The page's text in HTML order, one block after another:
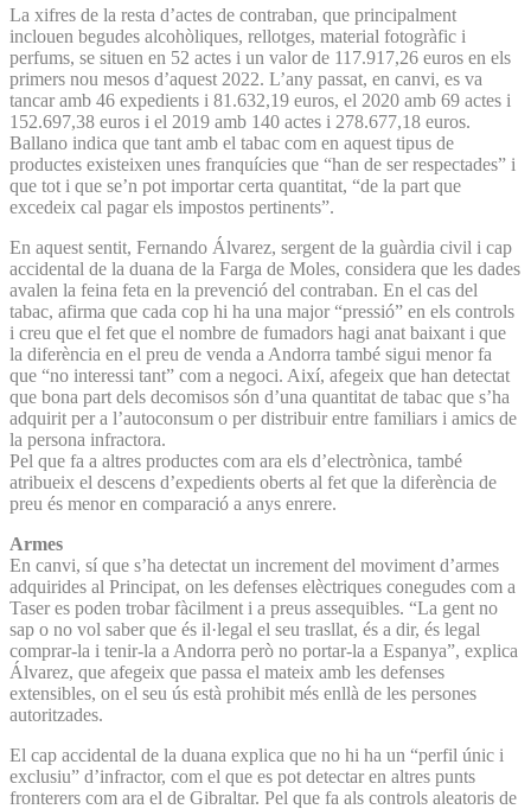
La xifres de la resta d’actes de contraban, que principalment
inclouen begudes alcohòliques, rellotges, material fotogràfic i
perfums, se situen en 52 actes i un valor de 117.917,26 euros en els
primers nou mesos d’aquest 2022. L’any passat, en canvi, es va
tancar amb 46 expedients i 81.632,19 euros, el 2020 amb 69 actes i
152.697,38 euros i el 2019 amb 140 actes i 278.677,18 euros.
Ballano indica que tant amb el tabac com en aquest tipus de
productes existeixen unes franquícies que “han de ser respectades” i
que tot i que se’n pot importar certa quantitat, “de la part que
excedeix cal pagar els impostos pertinents”.
En aquest sentit, Fernando Álvarez, sergent de la guàrdia civil i cap
accidental de la duana de la Farga de Moles, considera que les dades
avalen la feina feta en la prevenció del contraban. En el cas del
tabac, afirma que cada cop hi ha una major “pressió” en els controls
i creu que el fet que el nombre de fumadors hagi anat baixant i que
la diferència en el preu de venda a Andorra també sigui menor fa
que “no interessi tant” com a negoci. Així, afegeix que han detectat
que bona part dels decomisos són d’una quantitat de tabac que s’ha
adquirit per a l’autoconsum o per distribuir entre familiars i amics de
la persona infractora.
Pel que fa a altres productes com ara els d’electrònica, també
atribueix el descens d’expedients oberts al fet que la diferència de
preu és menor en comparació a anys enrere.
Armes
En canvi, sí que s’ha detectat un increment del moviment d’armes
adquirides al Principat, on les defenses elèctriques conegudes com a
Taser es poden trobar fàcilment i a preus assequibles. “La gent no
sap o no vol saber que és il·legal el seu trasllat, és a dir, és legal
comprar-la i tenir-la a Andorra però no portar-la a Espanya”, explica
Álvarez, que afegeix que passa el mateix amb les defenses
extensibles, on el seu ús està prohibit més enllà de les persones
autoritzades.
El cap accidental de la duana explica que no hi ha un “perfil únic i
exclusiu” d’infractor, com el que es pot detectar en altres punts
fronterers com ara el de Gibraltar. Pel que fa als controls aleatoris de